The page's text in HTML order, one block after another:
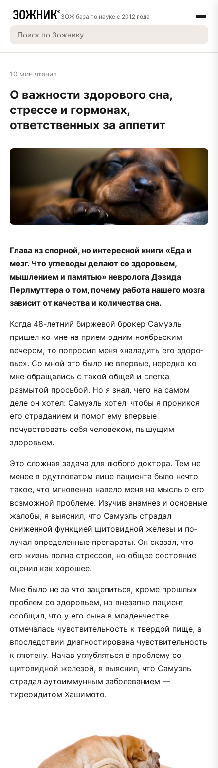
ЗОЖ база по науке с 2012 года
10 мин чтения
О важности здорового сна,
стрессе и гормонах,
ответственных за аппетит
Глава из спорной, но интересной книги «Еда и
мозг. Что углеводы делают со здоровьем,
мышлением и памятью» невролога Дэвида
Перлмуттера о том, почему работа нашего мозга
зависит от качества и количества сна.
Когда 48-­летний биржевой брокер Самуэль
пришел ко мне на прием одним ноябрьским
вечером, то попросил меня «наладить его здоро­
вье». Со мной это было не впервые, нередко ко
мне обращались с та­кой общей и слегка
размытой просьбой. Но я знал, чего на самом
деле он хотел: Самуэль хотел, чтобы я проникся
его страданием и помог ему впервые
почувствовать себя человеком, пышущим
здоровьем.
Это сложная задача для любого доктора. Тем не
менее в одутловатом лице пациента было нечто
такое, что мгновенно навело меня на мысль о его
возможной проблеме. Изучив анамнез и основные
жалобы, я выяснил, что Самуэль страдал
сниженной функцией щитовидной железы и по­
лучал определенные препараты. Он сказал, что
его жизнь полна стрес­сов, но общее состояние
оценил как хорошее.
Мне было не за что зацепиться, кроме прошлых
проблем со здоровьем, но внезапно пациент
сообщил, что у его сына в младенчестве
отмечалась чувствительность к твердой пище, а
впоследствии диагностирована чувствительность
к глютену. Начав углубляться в проблему со
щитовидной железой, я выяснил, что Самуэль
страдал аутоиммунным заболеванием —
тиреоидитом Хашимото.